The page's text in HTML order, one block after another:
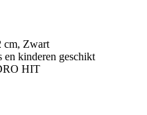
cm, Zwart
en kinderen geschikt
HIT